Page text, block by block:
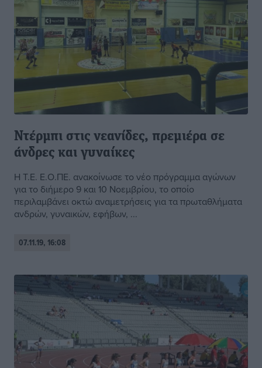
Ντέρμπι στις νεανίδες, πρεμιέρα σε
άνδρες και γυναίκες
Η Τ.Ε. Ε.Ο.ΠΕ. ανακοίνωσε το νέο πρόγραμμα αγώνων
για το διήμερο 9 και 10 Νοεμβρίου, το οποίο
περιλαμβάνει οκτώ αναμετρήσεις για τα πρωταθλήματα
ανδρών, γυναικών, εφήβων, ...
07.11.19, 16:08